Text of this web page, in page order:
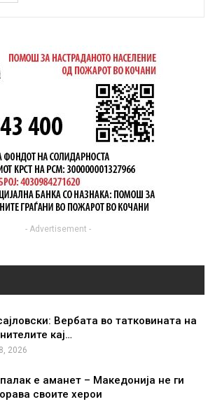
- Advertisement -
Вербата во татковината на
кај…
2026
е аманет – Македонија не ги
своите херои